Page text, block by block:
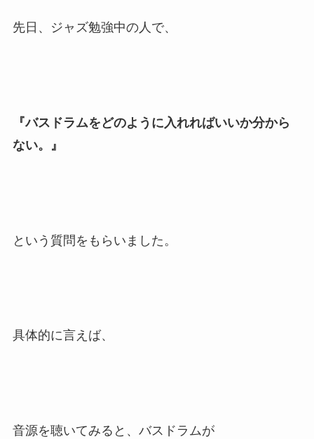
先日、ジャズ勉強中の人で、
『バスドラムをどのように入れればいいか分から
ない。』
という質問をもらいました。
具体的に言えば、
音源を聴いてみると、バスドラムが